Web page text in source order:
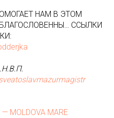
НАМ В ЭТОМ
ССЫЛКИ
MOLDOVA MARE